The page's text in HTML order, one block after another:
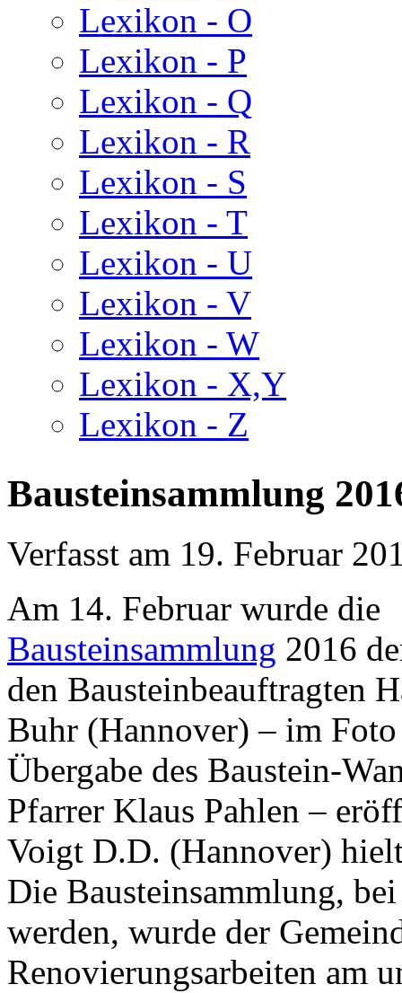
Lexikon - O
Lexikon - P
Lexikon - Q
Lexikon - R
Lexikon - S
Lexikon - T
Lexikon - U
Lexikon - V
Lexikon - W
Lexikon - X,Y
Lexikon - Z
Bausteinsammlung
Verfasst am 19. Februar
Am 14. Februar wurde die
Bausteinsammlung 2016
den Bausteinbeauftragten
Buhr (Hannover) – im
Übergabe des Baustein-
Pfarrer Klaus Pahlen –
Voigt D.D. (Hannover)
Die Bausteinsammlung,
werden, wurde der
Renovierungsarbeiten am